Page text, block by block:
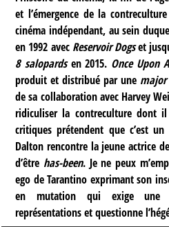
et l’émergence de la
cinéma indépendant, au sein
en 1992 avec Reservoir Dogset
8 salopardsen 2015. Once Upon
produit et distribué par une major
de sa collaboration avec Harvey
ridiculiser la contreculture dont
critiques prétendent que c’est
Dalton rencontre la jeune actrice
d’être has-been. Je ne peux
ego de Tarantino exprimant son
en mutation qui exige une
représentations et questionne